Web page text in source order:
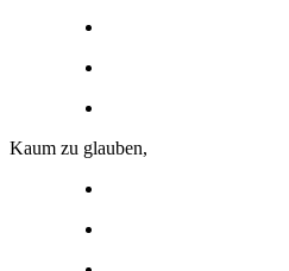
Kaum zu glauben,